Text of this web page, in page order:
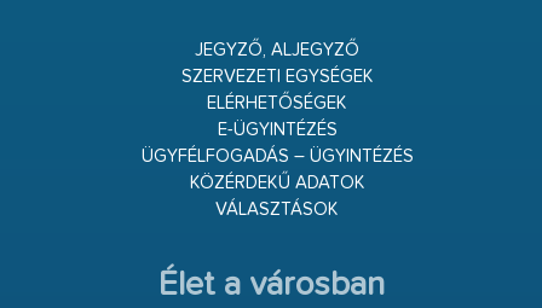
JEGYZŐ, ALJEGYZŐ
SZERVEZETI EGYSÉGEK
ELÉRHETŐSÉGEK
E-ÜGYINTÉZÉS
ÜGYFÉLFOGADÁS – ÜGYINTÉZÉS
KÖZÉRDEKŰ ADATOK
VÁLASZTÁSOK
Élet a városban